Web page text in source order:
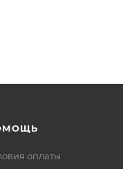
оплаты